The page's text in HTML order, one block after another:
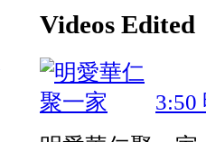
Videos Edited
3:50